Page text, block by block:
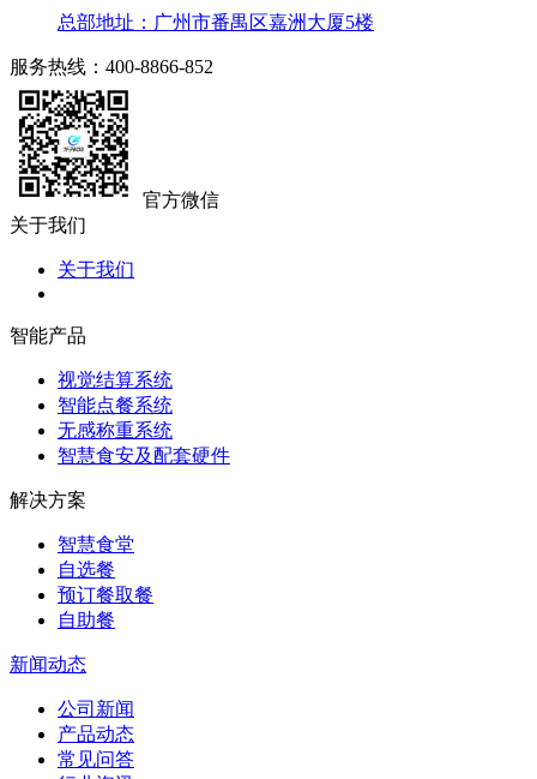
总部地址：广州市番禺区嘉洲大厦5楼
服务热线：400-8866-852
官方微信
关于我们
关于我们
智能产品
视觉结算系统
智能点餐系统
无感称重系统
智慧食安及配套硬件
解决方案
智慧食堂
自选餐
预订餐取餐
自助餐
新闻动态
公司新闻
产品动态
常见问答